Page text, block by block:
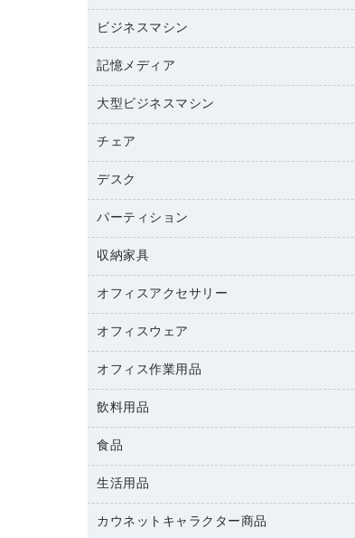
リサイクルトナー（リターン方式）
リサイクルトナー（プール方式）
リサイクルインクカートリッジ
ファクシミリトナー
トナーカートリッジ
コピートナー
ワープロ用紙
ラベル用紙
プロッター用紙
ハガキ用紙
その他コピー用紙・プリンタ用紙
コピー用紙
パソコン周辺機器
マウスパッド
マウス
パソコンバッグ／収納用品
ネットワーク／ＬＡＮ機器
ネットワーク／ＬＡＮアクセサリー
セキュリティ用品
ＵＳＢハブ／ＵＳＢアクセサリー
ＯＡフィルター
ＯＡクリーナー／エアダスター
ＬＡＮケーブル
ＨＤＤ／ＳＳＤ
ディスプレイモニター
ビジネスマシン
電話機
レーザープリンタ／複合機
メモリーカード
プロジェクタ
ファクシミリ
デジタルカメラ
スキャナー
コピー機
記憶メディア
ブルーレイディスク
ＣＤ－ＲＷ
ＣＤ－Ｒ
メディア収納用品
大型ビジネスマシン
プリンタ
チェア
応接イス・ベンチ
オフィスチェア
デスク
ミーティングテーブル
デスク
カウンター
パーティション
ホワイトボード・黒板
収納家具
保管庫・書庫
ロッカー・下駄箱
その他収納
オフィスアクセサリー
オフィスアクセサリー
オフィスウェア
医療・介護・ワーキングウェア
ブラウス・シャツ
アウター
オフィス作業用品
養生用品
防災用備蓄食品・飲料
台車・脚立
倉庫収納用品
飲料用品
緑茶飲料
茶葉・インスタント
紅茶・バラエティ飲料
レギュラーコーヒー
食品
食品
生活用品
浴室用品
カウネットキャラクター商品